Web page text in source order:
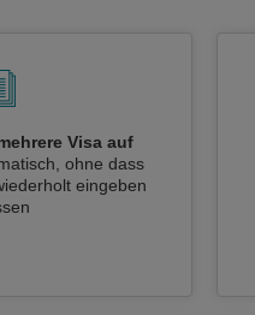
Visa auf
ohne dass
eingeben